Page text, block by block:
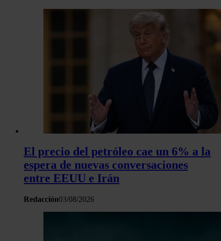
El precio del petróleo cae un 6% a la
espera de nuevas conversaciones
entre EEUU e Irán
Redacción03/08/2026